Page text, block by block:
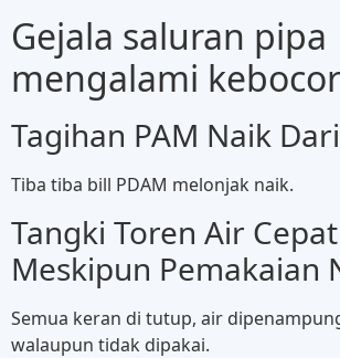
Gejala saluran pipa
mengalami
Tagihan PAM Naik
Tiba tiba bill PDAM melonjak naik.
Tangki Toren Air
Meskipun Pemakaian
Semua keran di tutup, air
walaupun tidak dipakai.